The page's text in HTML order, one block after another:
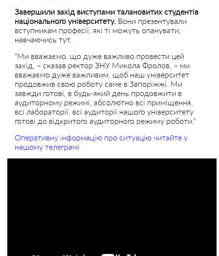
Завершили захід виступами талановитих студентів
національного університету. Вони презентували
вступникам професії, які ті можуть опанувати,
навчаючись тут.
“Ми вважаємо, що дуже важливо провести цей
захід, – сказав ректор ЗНУ Микола Фролов, – ми
вважаємо дуже важливим, щоб наш університет
продовжив свою роботу саме в Запоріжжі. Ми
завжди готові, в будь-який день продовжити в
аудиторному режимі, абсолютно всі приміщення,
всі лабораторії, всі аудиторії нашого університету
готові до відкритого аудиторного режиму роботи.”
Оперативну інформацію про ситуацію читайте у
нашому телеграмі